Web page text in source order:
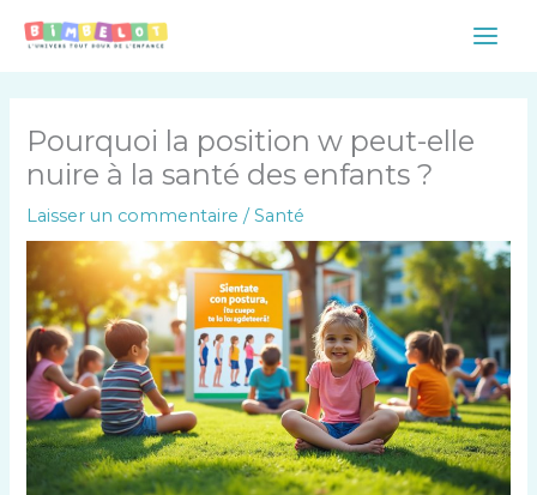
Main
Pourquoi la position w peut-elle
nuire à la santé des enfants ?
Laisser un commentaire /Santé